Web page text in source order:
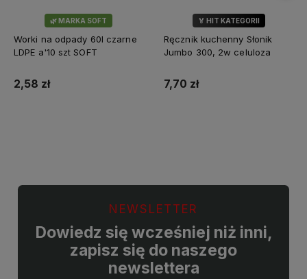
🌿 MARKA SOFT
Worki na odpady 60l czarne
LDPE a'10 szt SOFT
2,58 zł
🏅 HIT KATEGORII
💎 WYBÓR KLIENTÓW
Ręcznik kuchenny Słonik
Jumbo 300, 2w celuloza
7,70 zł
NEWSLETTER
Dowiedz się wcześniej niż inni,
zapisz się do naszego
newslettera